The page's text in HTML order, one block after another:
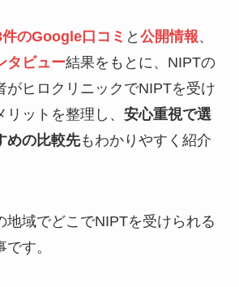
件のGoogle口コミ と 公開情報、
タビュー結果をもとに、NIPTの
がヒロクリニックでNIPTを受け
ットを整理し、 安心重視で選
めの比較先もわかりやすく紹介
地域でどこでNIPTを受けられる
す。